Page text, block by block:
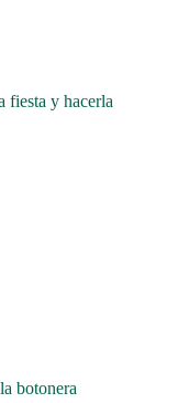
fiesta y hacerla
botonera